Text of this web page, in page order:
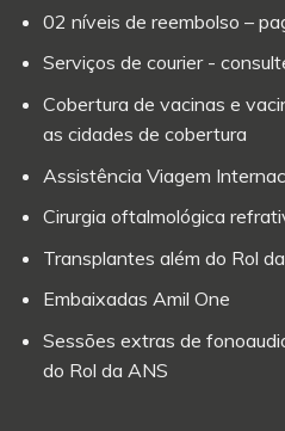
02 níveis de reembolso –
Serviços de courier -
Cobertura de vacinas e
as cidades de cobertura
Assistência Viagem
Cirurgia oftalmológica
Transplantes além do Rol
Embaixadas Amil One
Sessões extras de
do Rol da ANS